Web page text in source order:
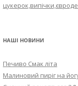
НАШІ НОВИНИ
Печиво Смак літа
Малиновий пиріг на